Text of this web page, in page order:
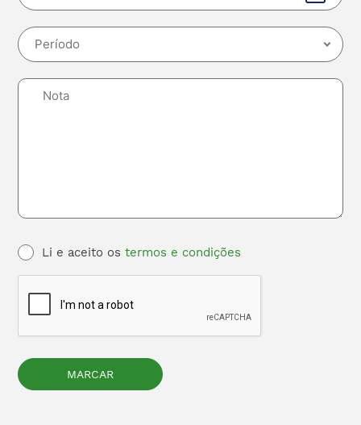
Li e aceito ostermos e condições